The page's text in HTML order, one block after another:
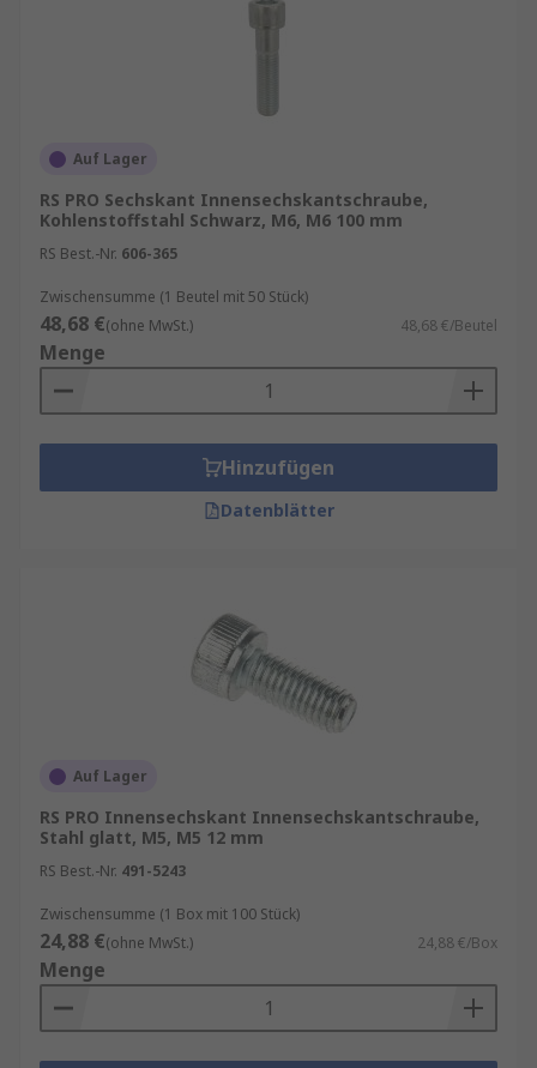
Auf Lager
RS PRO Sechskant Innensechskantschraube,
Kohlenstoffstahl Schwarz, M6, M6 100 mm
RS Best.-Nr. 606-365
Zwischensumme (1 Beutel mit 50 Stück)
48,68 €(ohne MwSt.) 48,68 €/Beutel
Menge
Hinzufügen
Datenblätter
Auf Lager
RS PRO Innensechskant Innensechskantschraube,
Stahl glatt, M5, M5 12 mm
RS Best.-Nr. 491-5243
Zwischensumme (1 Box mit 100 Stück)
24,88 €(ohne MwSt.) 24,88 €/Box
Menge